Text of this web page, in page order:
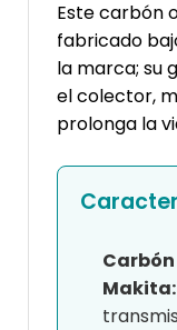
Este carbón
fabricado
la marca; su
el colector,
prolonga la
Makita: